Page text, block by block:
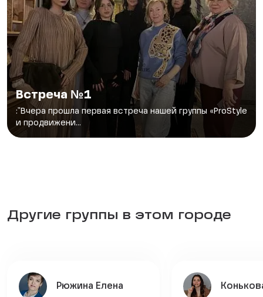
Встреча №1
:"Вчера прошла первая встреча нашей группы «ProStyle
и продвижени...
Другие группы в этом городе
Рюжина Елена